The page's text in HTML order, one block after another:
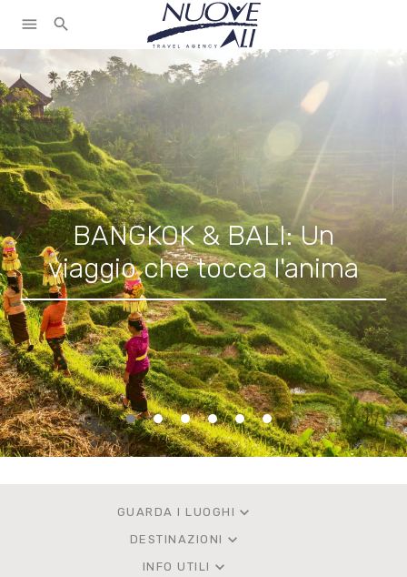
menu search
BANGKOK & BALI: Un
viaggio che tocca l'anima
GUARDA I LUOGHI keyboard_arrow_down
DESTINAZIONI keyboard_arrow_down
INFO UTILI keyboard_arrow_down